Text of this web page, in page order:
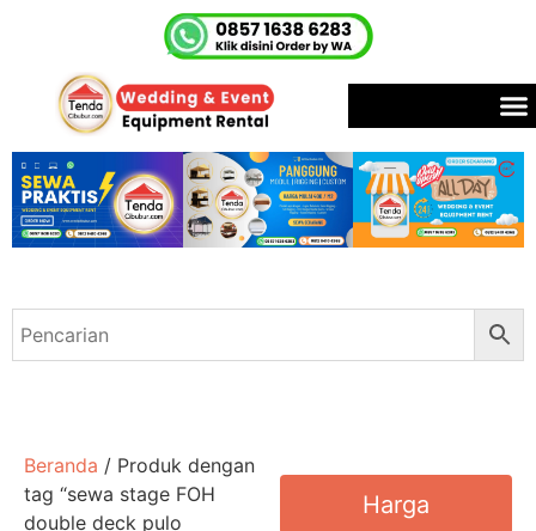
Beranda / Produk dengan
tag “sewa stage FOH
double deck pulo
Harga